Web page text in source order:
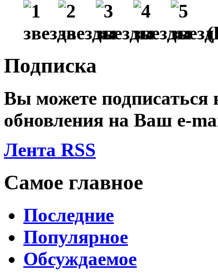
Подписка
Вы можете подписаться
обновления на Ваш e-
Лента RSS
Самое главное
Последние
Популярное
Обсуждаемое